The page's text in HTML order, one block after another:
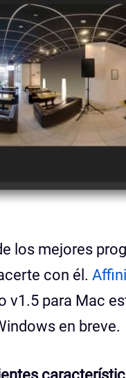
los mejores
con él.
para Mac
en breve.